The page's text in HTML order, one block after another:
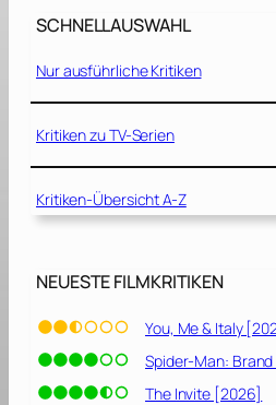
y
h
i
n
2
0
3
SCHNELLAUSWAHL
Nur ausführliche Kritiken
Kritiken zu TV-Serien
Kritiken-Übersicht A-Z
NEUESTE FILMKRITIKEN
You, Me & Italy
Spider-Man:
The Invite [2026]